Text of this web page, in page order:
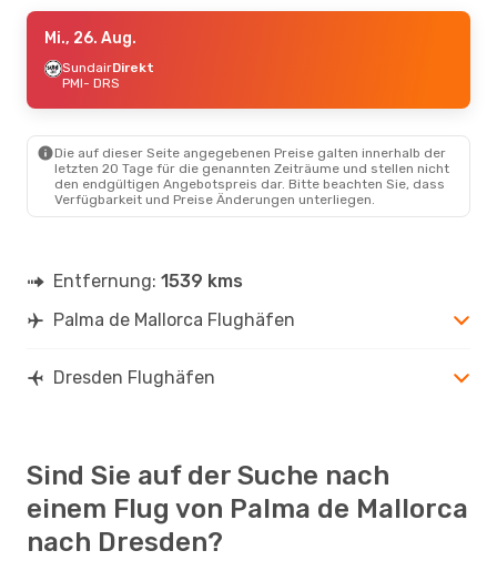
Mi., 26. Aug.
SundairDirekt
PMI- DRS
Die auf dieser Seite angegebenen Preise galten innerhalb der
letzten 20 Tage für die genannten Zeiträume und stellen nicht
den endgültigen Angebotspreis dar. Bitte beachten Sie, dass
Verfügbarkeit und Preise Änderungen unterliegen.
Entfernung: 1539 kms
Palma de Mallorca Flughäfen
Dresden Flughäfen
Sind Sie auf der Suche nach
einem Flug von Palma de Mallorca
nach Dresden?